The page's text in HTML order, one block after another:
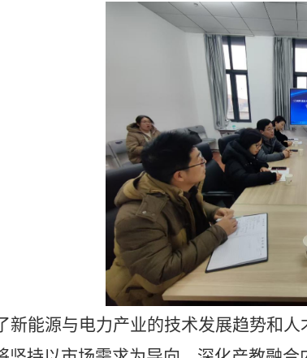
新能源与电力产业的技术发展趋势和